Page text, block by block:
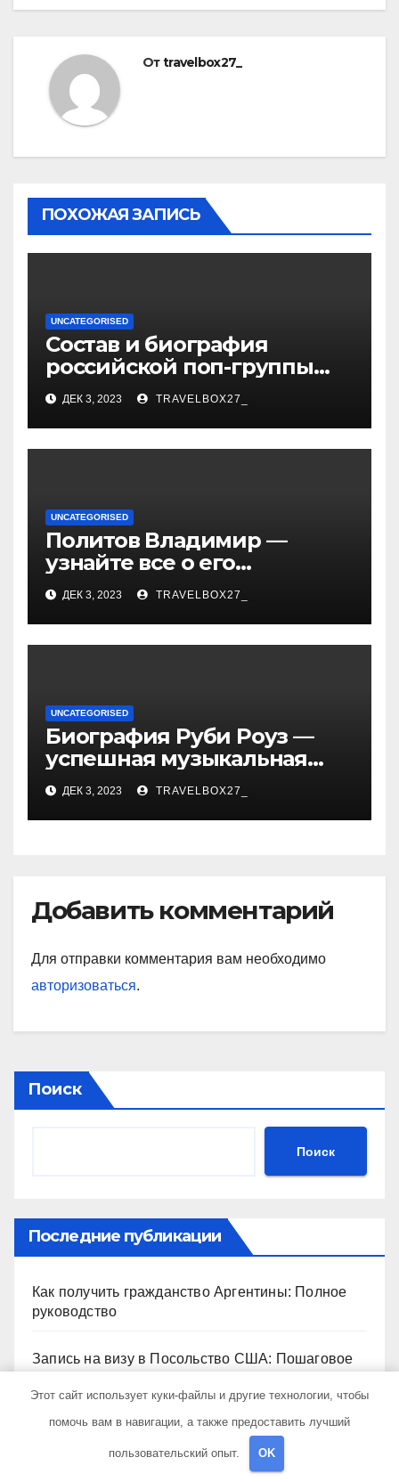
Отtravelbox27_
ПОХОЖАЯ ЗАПИСЬ
UNCATEGORISED
Состав и биография
российской поп-группы
«Иванушки интернешнл»
— история успеха, музыка
и судьбы участников
ДЕК 3, 2023 TRAVELBOX27_
UNCATEGORISED
Политов Владимир —
узнайте все о его
биографии, возрасте и
впечатляющих
достижениях!
ДЕК 3, 2023 TRAVELBOX27_
UNCATEGORISED
Биография Руби Роуз —
успешная музыкальная
карьера, личная жизнь и
знаковые достижения
ДЕК 3, 2023 TRAVELBOX27_
Добавить комментарий
Для отправки комментария вам необходимо
авторизоваться.
Поиск
Поиск
Последние публикации
Как получить гражданство Аргентины: Полное
руководство
Запись на визу в Посольство США: Пошаговое
Экскурсии в Сочи: Путешествие в сердце
Этот сайт использует куки-файлы и другие технологии, чтобы
помочь вам в навигации, а также предоставить лучший
пользовательский опыт. OK